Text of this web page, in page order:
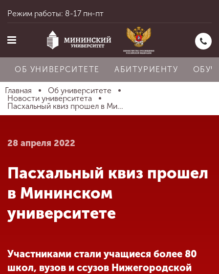
Главная
Абитуриенту
Обучение
Наука
Режим работы: 8-17 пн-пт
ОБ УНИВЕРСИТЕТЕ АБИТУРИЕНТУ
Главная
Об университете
Новости университета
Пасхальный квиз прошел в Ми...
28 апреля 2022
Пасхальный квиз прошел
в Мининском
университете
Участниками стали учащиеся более 80
школ, вузов и ссузов Нижегородской